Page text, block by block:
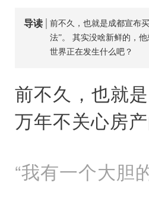
导读
前不久，也就是成都宣布
法”。 其实没啥新鲜的，
世界正在发生什么吧？
前不久，也就
万年不关心房
“我有一个大胆